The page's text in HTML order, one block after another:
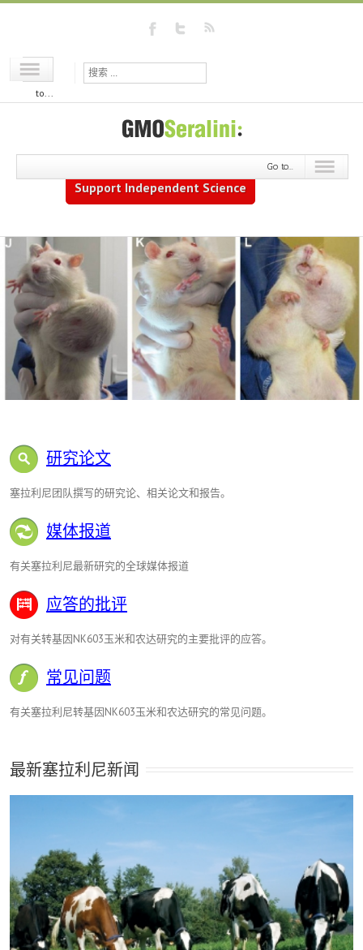
Go
to...
Support Independent Science
Go to...
研究论文
塞拉利尼团队撰写的研究论、相关论文和报告。
媒体报道
有关塞拉利尼最新研究的全球媒体报道
应答的批评
对有关转基因NK603玉米和农达研究的主要批评的应答。
常见问题
有关塞拉利尼转基因NK603玉米和农达研究的常见问题。
最新塞拉利尼新闻